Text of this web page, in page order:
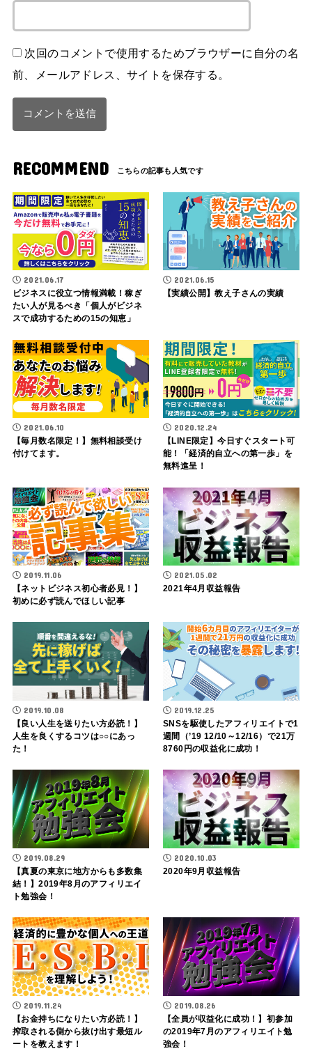
次回のコメントで使用するためブラウザーに自分の名
前、メールアドレス、サイトを保存する。
RECOMMEND
2021.06.17
ビジネスに役立つ情報満載！稼ぎ
たい人が見るべき「個人がビジネ
スで成功するための15の知恵」
2021.06.15
【実績公開】教え子さんの実績
2021.06.10
【毎月数名限定！】無料相談受け
付けてます。
2020.12.24
【LINE限定】今日すぐスタート可
能！「経済的自立への第一歩」を
無料進呈！
2019.11.06
【ネットビジネス初心者必見！】
初めに必ず読んでほしい記事
2021.05.02
2021年4月収益報告
2019.10.08
【良い人生を送りたい方必読！】
人生を良くするコツは○○にあっ
た！
2019.12.25
SNSを駆使したアフィリエイトで1
週間（’19 12/10～12/16）で21万
8760円の収益化に成功！
2019.08.29
【真夏の東京に地方からも多数集
結！】2019年8月のアフィリエイ
ト勉強会！
2020.10.03
2020年9月収益報告
2019.11.24
【お金持ちになりたい方必読！】
搾取される側から抜け出す最短ル
ートを教えます！
2019.08.26
【全員が収益化に成功！】初参加
の2019年7月のアフィリエイト勉
強会！